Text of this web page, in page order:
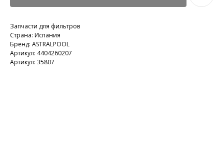
Запчасти для фильтров
Страна: Испания
Бренд: ASTRALPOOL
Артикул: 4404260207
Артикул: 35807